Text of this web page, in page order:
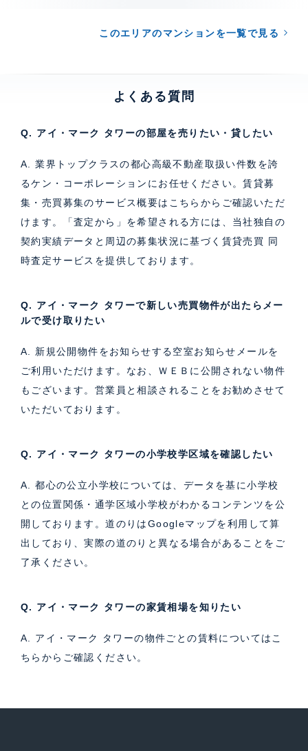
このエリアのマンションを一覧で見る
よくある質問
Q. アイ・マーク タワーの部屋を売りたい・貸したい
A. 業界トップクラスの都心高級不動産取扱い件数を誇
るケン・コーポレーションにお任せください。賃貸募
集・売買募集のサービス概要はこちら からご確認いただ
けます。「査定から」を希望される方には、当社独自の
契約実績データと周辺の募集状況に基づく 賃貸売買 同
時査定サービス を提供しております。
Q. アイ・マーク タワーで新しい売買物件が出たらメー
ルで受け取りたい
A. 新規公開物件をお知らせする空室お知らせメールを
ご利用いただけます。なお、ＷＥＢに公開されない物件
もございます。営業員と相談されることをお勧めさせて
いただいております。
Q. アイ・マーク タワーの小学校学区域を確認したい
A. 都心の公立小学校については、データを基に小学校
との位置関係・通学区域小学校がわかるコンテンツを公
開しております。道のりはGoogleマップを利用して算
出しており、実際の道のりと異なる場合があることをご
了承ください。
Q. アイ・マーク タワーの家賃相場を知りたい
A. アイ・マーク タワーの物件ごとの賃料については こ
ちら からご確認ください。